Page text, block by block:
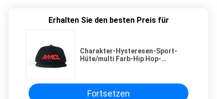
Erhalten Sie den besten Preis für
Charakter-Hysteresen-Sport-
Hüte/multi Farb-Hip Hop-
Fortsetzen